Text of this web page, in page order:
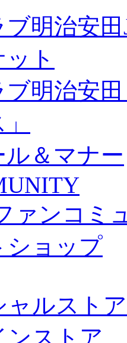
明治安
ト
明治安
＆マナー
ァンコミ
ショップ
ャルスト
ンストア